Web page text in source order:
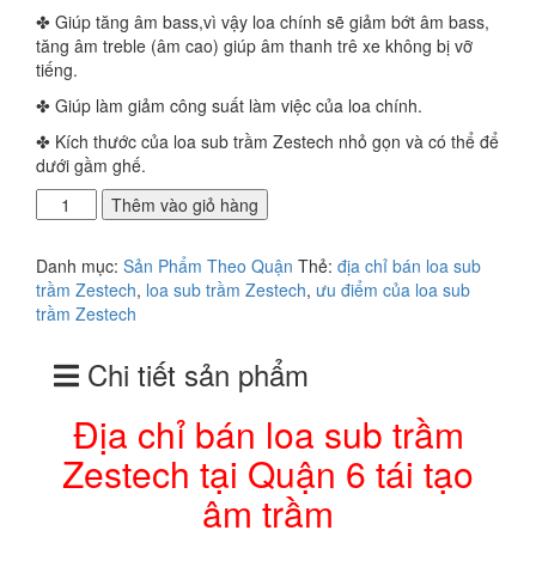
✤ Giúp tăng âm bass,vì vậy loa chính sẽ giảm bớt âm bass,
tăng âm treble (âm cao) giúp âm thanh trê xe không bị vỡ
tiếng.
✤ Giúp làm giảm công suất làm việc của loa chính.
✤ Kích thước của loa sub trầm Zestech nhỏ gọn và có thể để
dưới gầm ghế.
chỉ
loa
sub
trầm
tại
Quận
Thêm vào giỏ hàng
Danh mục: Sản Phẩm Theo Quận Thẻ: địa chỉ bán loa sub
trầm Zestech, loa sub trầm Zestech, ưu điểm của loa sub
trầm Zestech
Chi tiết sản phẩm
Địa chỉ bán loa sub trầm
Zestech tại Quận 6 tái tạo
âm trầm